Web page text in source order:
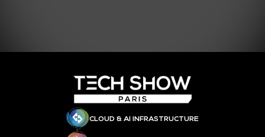
CLOUD & AI INFRASTRUCTURE